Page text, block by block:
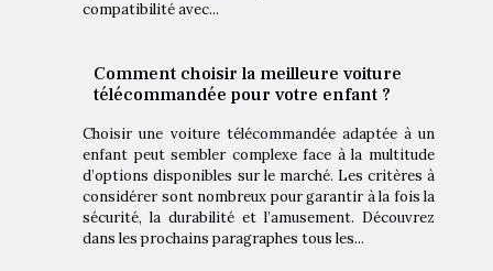
compatibilité avec...
Comment choisir la meilleure voiture
télécommandée pour votre enfant ?
Choisir une voiture télécommandée adaptée à un
enfant peut sembler complexe face à la multitude
d’options disponibles sur le marché. Les critères à
considérer sont nombreux pour garantir à la fois la
sécurité, la durabilité et l’amusement. Découvrez
dans les prochains paragraphes tous les...